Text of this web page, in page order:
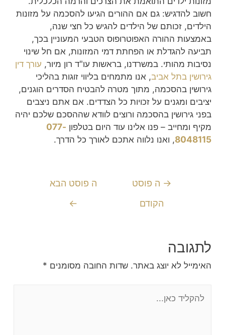
חשוב להדגיש: גם אם ההורים הגיעו להסכמה על מזונות
הילדים, זכותם של הילדים להגיש כל חצי שנה,
באמצעות ההורה האפוטרופוס הטבעי המעוניין בכך,
תביעה להגדלת או הפחתת דמי המזונות, אם חל שינוי
נסיבות מהותי. במשרדנו, בראשות עו"ד רון מיור, עורך דין
גירושין בתל אביב, אנו מתמחים בליווי זוגות בהליכי
גירושין בהסכמה, מתוך מטרה להבטיח הסדרים הוגנים,
יציבים ומגנים על זכויות כל הצדדים. אם אתם ניצבים
בפני גירושין בהסכמה ורוצים לוודא שההסכם שלכם יהיה
מקיף ומחייב – פנו אלינו עוד היום בטלפון 077-
8048115, ואנו נלווה אתכם לאורך כל הדרך.
→ ה פוסט
הקודם
ה פוסט הבא
←
לתגובה
האימייל לא יוצג באתר. שדות החובה מסומנים *